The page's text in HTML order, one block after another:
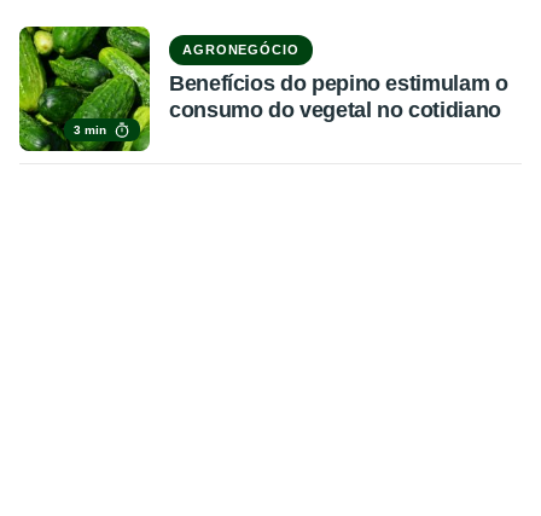
3 min
AGRONEGÓCIO
Benefícios do pepino estimulam o
consumo do vegetal no cotidiano